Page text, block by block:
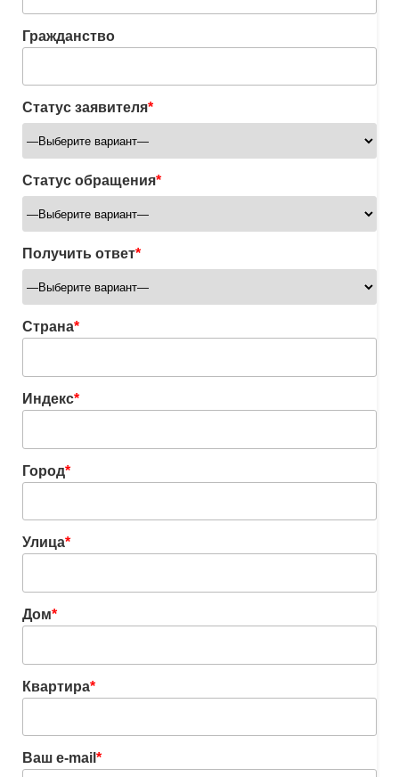
Гражданство
Статус заявителя*
Статус обращения*
Получить ответ*
Страна*
Индекс*
Город*
Улица*
Дом*
Квартира*
Ваш e-mail *